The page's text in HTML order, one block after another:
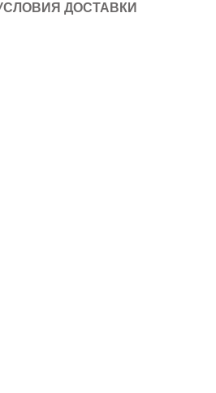
ДОСТАВКИ